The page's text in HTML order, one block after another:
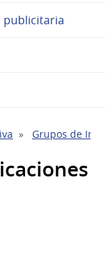
publicitaria
Grupos de